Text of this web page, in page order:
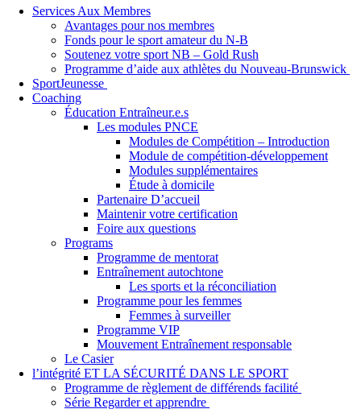
Services Aux Membres
Avantages pour nos membres
Fonds pour le sport amateur du N-B
Soutenez votre sport NB – Gold Rush
Programme d’aide aux athlètes du Nouveau-Brunswick
SportJeunesse
Coaching
Éducation Entraîneur.e.s
Les modules PNCE
Modules de Compétition – Introduction
Module de compétition-développement
Modules supplémentaires
Étude à domicile
Partenaire D’accueil
Maintenir votre certification
Foire aux questions
Programs
Programme de mentorat
Entraînement autochtone
Les sports et la réconciliation
Programme pour les femmes
Femmes à surveiller
Programme VIP
Mouvement Entraînement responsable
Le Casier
l’intégrité ET LA SÉCURITÉ DANS LE SPORT
Programme de règlement de différends facilité
Série Regarder et apprendre